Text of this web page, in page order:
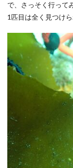
で、さっそく行って
1匹目は全く見つけ